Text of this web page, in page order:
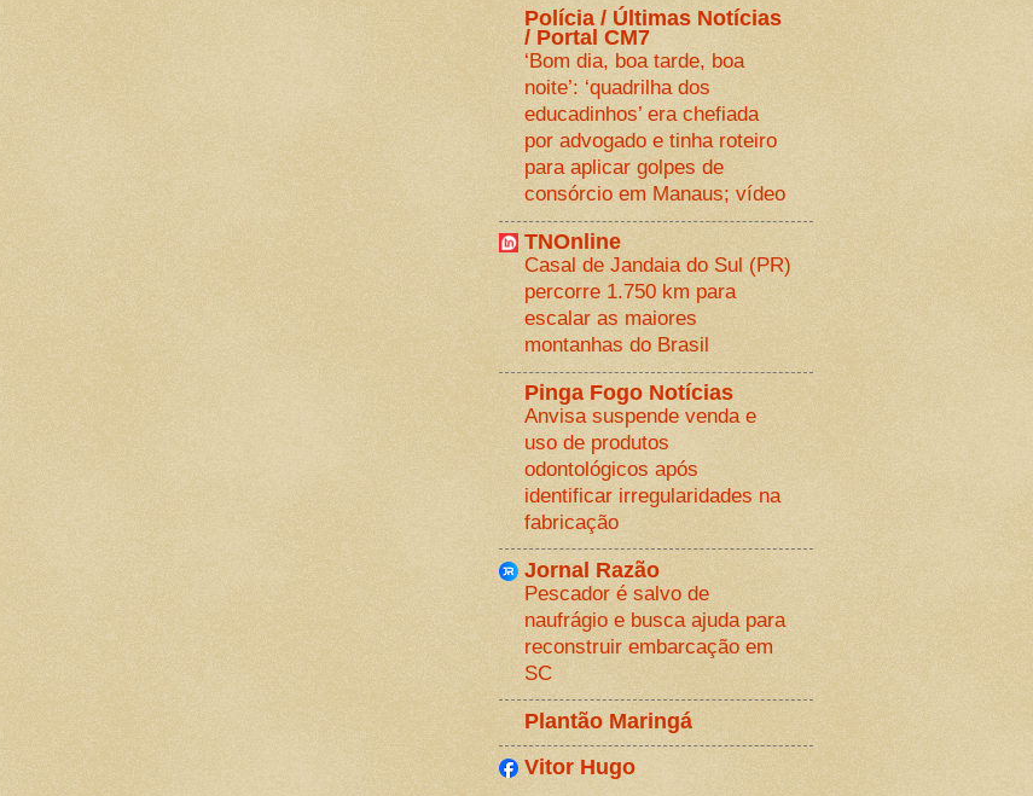
Polícia / Últimas Notícias
/ Portal CM7
‘Bom dia, boa tarde, boa
noite’: ‘quadrilha dos
educadinhos’ era chefiada
por advogado e tinha roteiro
para aplicar golpes de
consórcio em Manaus; vídeo
TNOnline
Casal de Jandaia do Sul (PR)
percorre 1.750 km para
escalar as maiores
montanhas do Brasil
Pinga Fogo Notícias
Anvisa suspende venda e
uso de produtos
odontológicos após
identificar irregularidades na
fabricação
Jornal Razão
Pescador é salvo de
naufrágio e busca ajuda para
reconstruir embarcação em
SC
Plantão Maringá
Vitor Hugo